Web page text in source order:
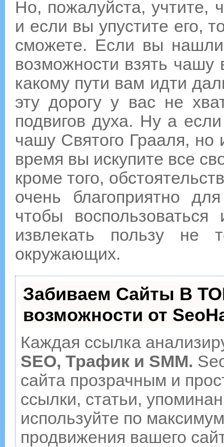
Но, пожалуйста, учтите,
и если вы упустите его,
сможете. Если вы
возможности взять чашу
какому пути вам идти
эту дорогу у вас не
подвигов духа. Ну а
чашу Святого Грааля,
время вы искупите все
кроме того,
очень благоприятно
чтобы
извлекать пользу
окружающих.
Забиваем Сайты В
возможности от
Каждая ссылка
SEO, Трафик и SMM.
сайта прозрачным и
ссылки, статьи,
используйте по
продвижения вашего